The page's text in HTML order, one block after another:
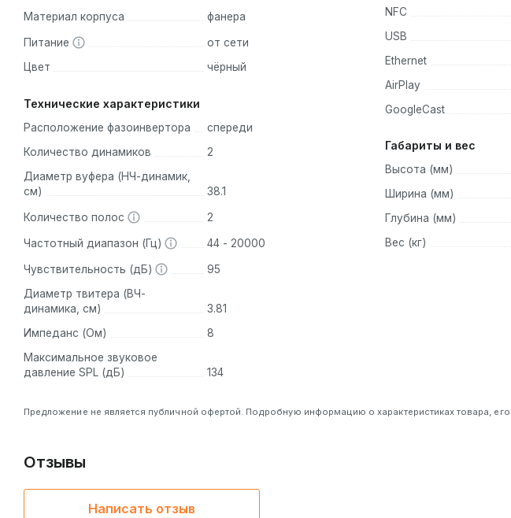
Материал корпуса
фанера
Питание
от сети
Цвет
чёрный
Технические характеристики
Расположение фазоинвертора
спереди
Количество динамиков
2
Диаметр вуфера (НЧ-динамик,
см)
38.1
Количество полос 2
Частотный диапазон (Гц) 44 - 20000
Чувствительность (дБ)
95
Диаметр твитера (ВЧ-
динамика, см)
3.81
Импеданс (Ом)
8
Максимальное звуковое
давление SPL (дБ)
134
NFC
USB
Ethernet
AirPlay
GoogleCast
Габариты и вес
Высота (мм)
Ширина (мм)
Глубина (мм)
Вес (кг)
Предложение не является публичной офертой. Подробную информацию о характеристиках товара,
Отзывы
Написать отзыв